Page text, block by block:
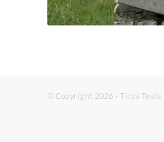
© Copyright 2026 - Tirza Teule